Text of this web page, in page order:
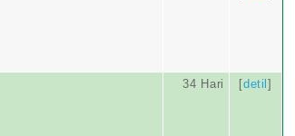
34 Hari [detil]